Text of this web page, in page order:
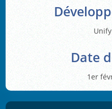
Date
1er